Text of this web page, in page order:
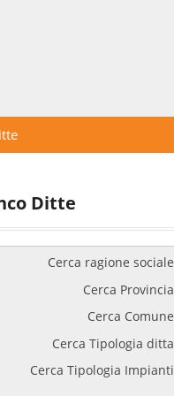
Ditte
Cerca ragione sociale
Cerca Provincia
Cerca Comune
Cerca Tipologia ditta
Cerca Tipologia Impianti